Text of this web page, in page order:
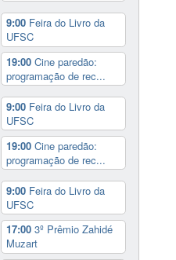
9:00 Feira do Livro da
UFSC
19:00 Cine paredão:
programação de rec...
9:00 Feira do Livro da
UFSC
19:00 Cine paredão:
programação de rec...
9:00 Feira do Livro da
UFSC
17:00 3º Prêmio Zahidé
Muzart